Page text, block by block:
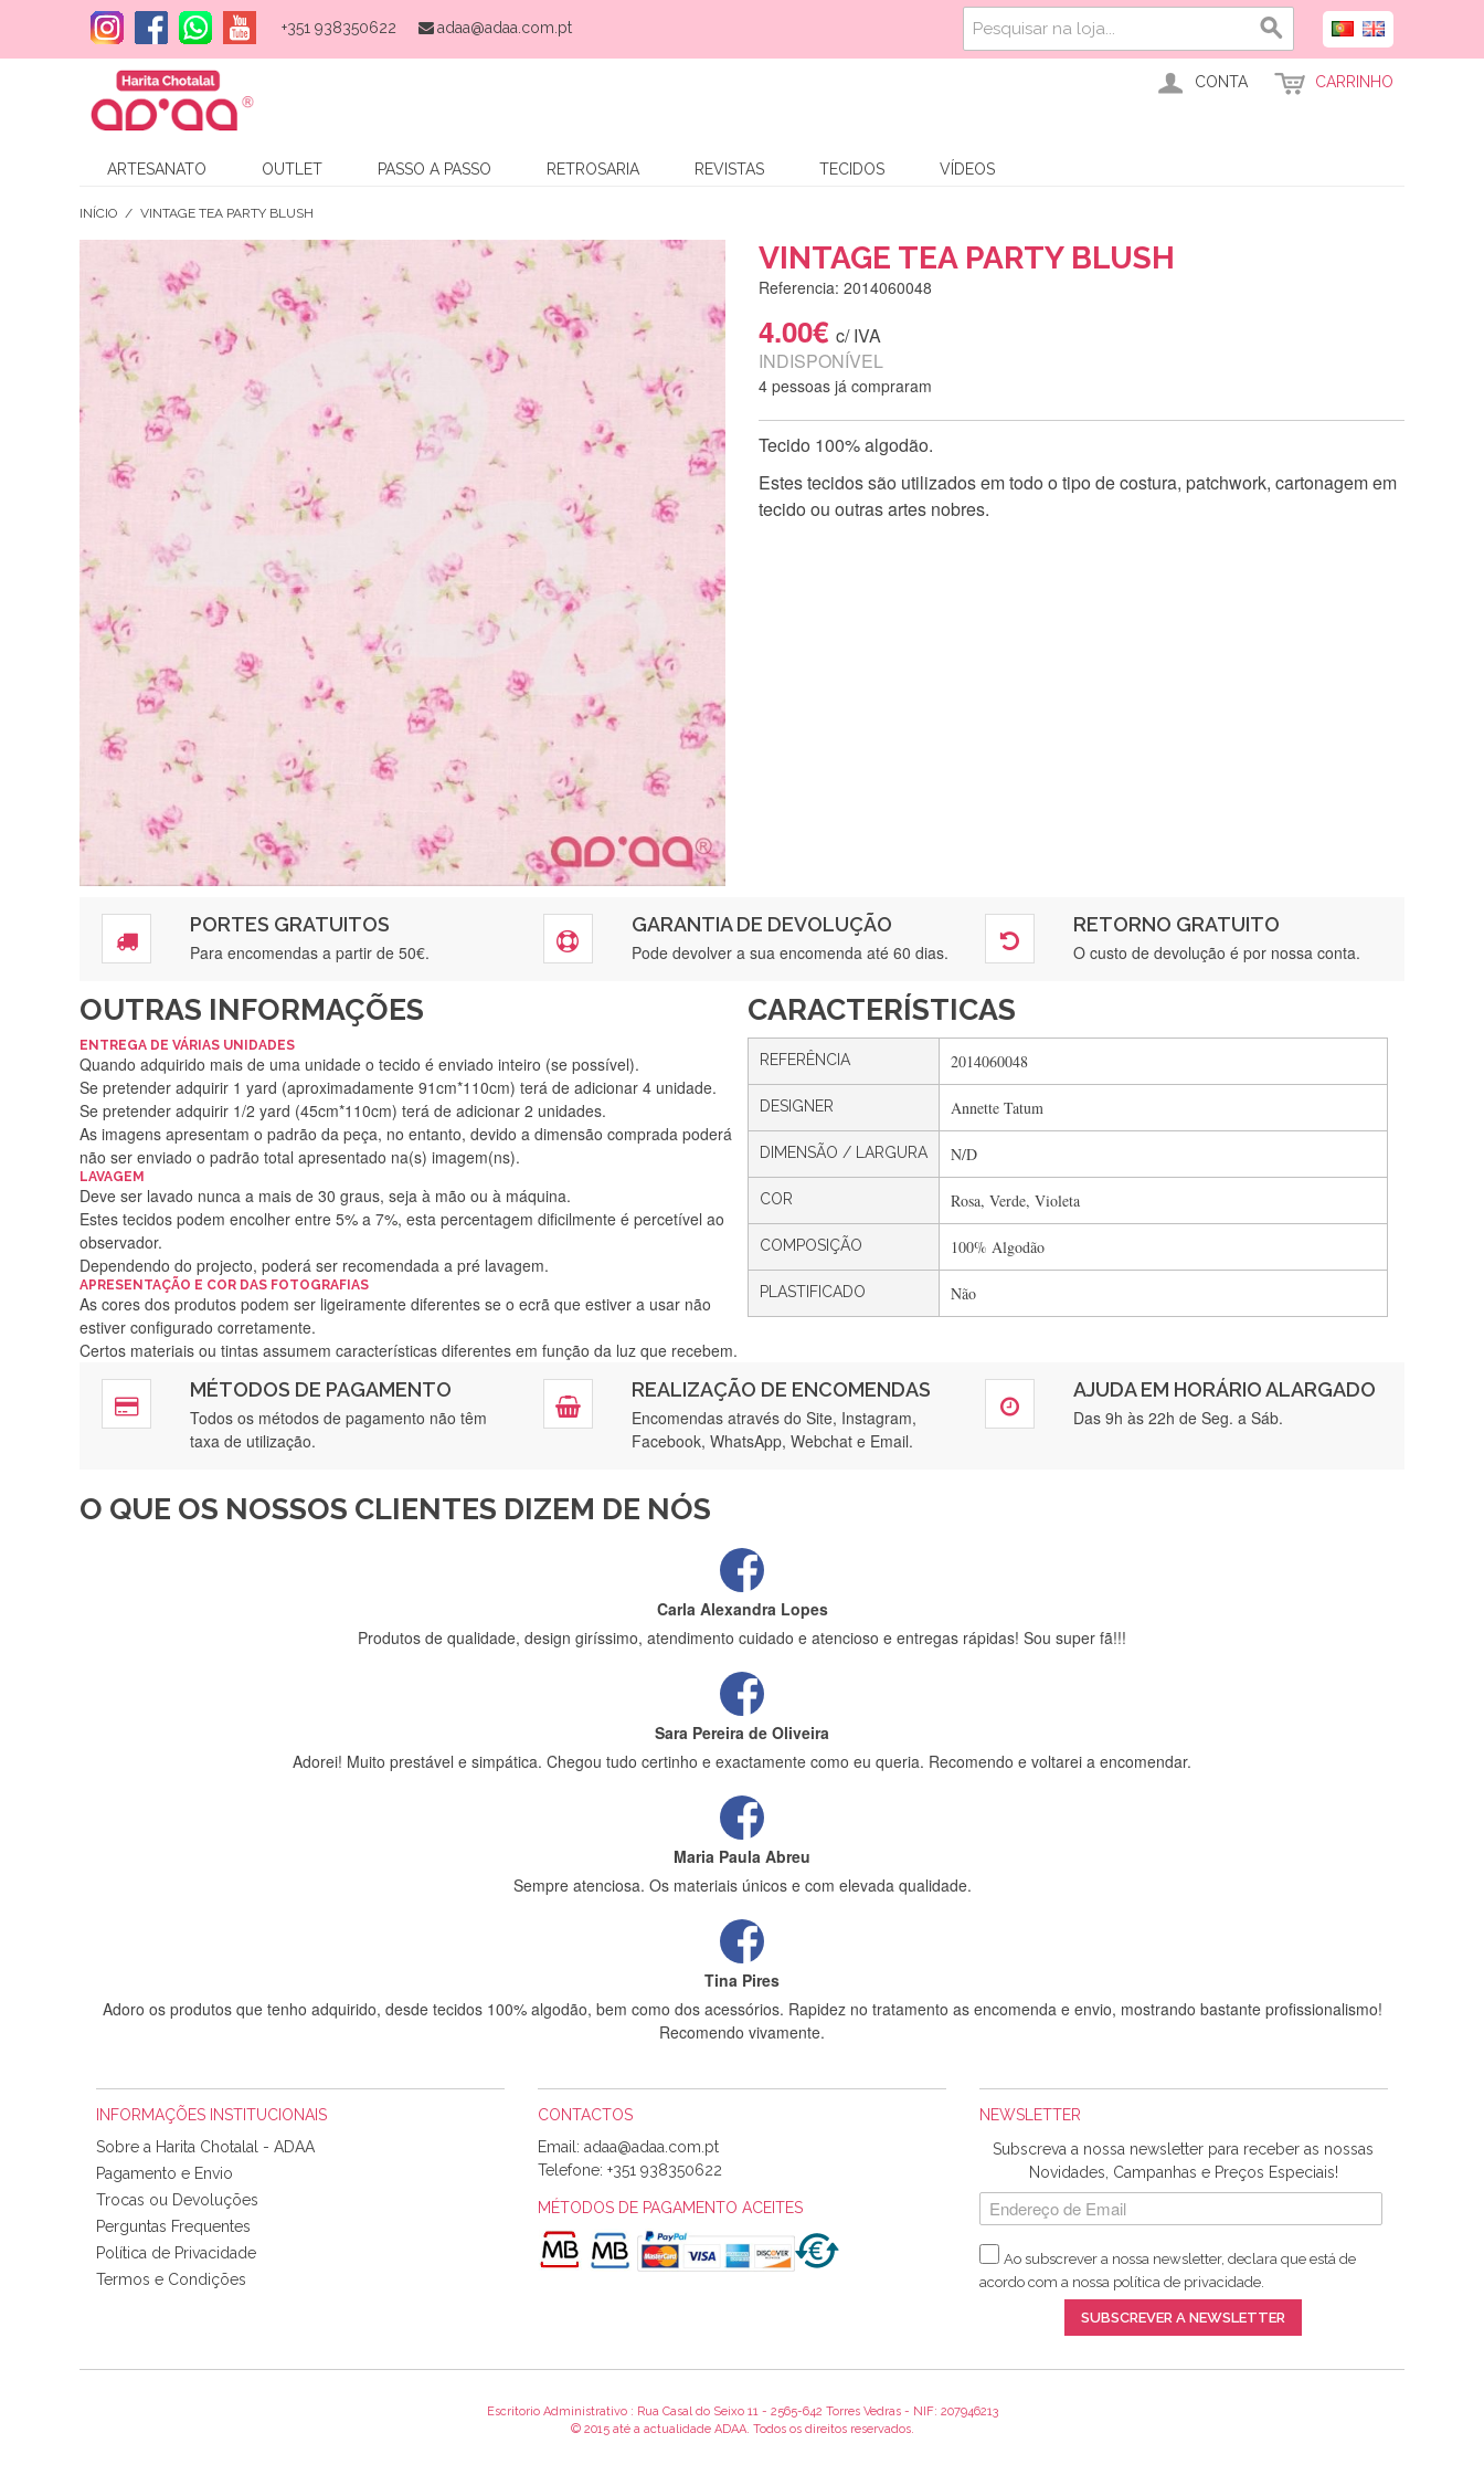
+351 938350622 adaa@adaa.com.pt
CONTA CARRINHO
ARTESANATO OUTLET PASSO A PASSO RETROSARIA REVISTAS TECIDOS VÍDEOS
INÍCIO / VINTAGE TEA PARTY BLUSH
VINTAGE TEA PARTY BLUSH
Referencia: 2014060048
4.00€ c/ IVA
INDISPONÍVEL
4 pessoas já compraram
Tecido 100% algodão.
Estes tecidos são utilizados em todo o tipo de costura, patchwork, cartonagem em
tecido ou outras artes nobres.
PORTES GRATUITOS
Para encomendas a partir de 50€.
GARANTIA DE DEVOLUÇÃO
Pode devolver a sua encomenda até 60 dias.
RETORNO GRATUITO
O custo de devolução é por nossa conta.
OUTRAS INFORMAÇÕES
ENTREGA DE VÁRIAS UNIDADES
Quando adquirido mais de uma unidade o tecido é enviado inteiro (se possível).
Se pretender adquirir 1 yard (aproximadamente 91cm*110cm) terá de adicionar 4 unidade.
Se pretender adquirir 1/2 yard (45cm*110cm) terá de adicionar 2 unidades.
As imagens apresentam o padrão da peça, no entanto, devido a dimensão comprada poderá
não ser enviado o padrão total apresentado na(s) imagem(ns).
LAVAGEM
Deve ser lavado nunca a mais de 30 graus, seja à mão ou à máquina.
Estes tecidos podem encolher entre 5% a 7%, esta percentagem dificilmente é percetível ao
observador.
Dependendo do projecto, poderá ser recomendada a pré lavagem.
APRESENTAÇÃO E COR DAS FOTOGRAFIAS
As cores dos produtos podem ser ligeiramente diferentes se o ecrã que estiver a usar não
estiver configurado corretamente.
Certos materiais ou tintas assumem características diferentes em função da luz que recebem.
CARACTERÍSTICAS
REFERÊNCIA 2014060048
DESIGNER Annette Tatum
DIMENSÃO / LARGURA N/D
COR Rosa, Verde, Violeta
COMPOSIÇÃO 100% Algodão
PLASTIFICADO Não
MÉTODOS DE PAGAMENTO
Todos os métodos de pagamento não têm
taxa de utilização.
REALIZAÇÃO DE ENCOMENDAS
Encomendas através do Site, Instagram,
Facebook, WhatsApp, Webchat e Email.
AJUDA EM HORÁRIO ALARGADO
Das 9h às 22h de Seg. a Sáb.
O QUE OS NOSSOS CLIENTES DIZEM DE NÓS
Silvia Lopes
Encomenda direitinha. Rapidez e segurança. Volto a encomendar.
Silvia André
Gostei ,Serviço bastante rápido. recomendo
Filipa Freire
Rápido, atendimento 5*. Hoje chegará a segunda encomenda feita de muitas certamente❤️
Recebi a minha encomenda, rápida entrega e vinha muito bem protegida para o transporte, muito obrigada , serviço 5 estrelas
Carla Alexandra Lopes
Produtos de qualidade, design giríssimo, atendimento cuidado e atencioso e entregas rápidas! Sou super fã!!!
Sara Pereira de Oliveira
Adorei! Muito prestável e simpática. Chegou tudo certinho e exactamente como eu queria. Recomendo e voltarei a encomendar.
Maria Paula Abreu
Sempre atenciosa. Os materiais únicos e com elevada qualidade.
Tina Pires
Adoro os produtos que tenho adquirido, desde tecidos 100% algodão, bem como dos acessórios. Rapidez no tratamento as encomenda e envio, mostrando bastante profissionalismo!
Recomendo vivamente.
Sílvia Maria Bernardino Mestre
Informo que recebi hoje a encomenda, gostei muito dos tecidos.
Rosa Medeiros
Tudo chegou em condições, pois os produtos vieram muito bem acondicionados. Estou plenamente satisfeita com os produtos adquiridos. Relativamente à bolsa, tem um tecido com um
padrão e cores muito bonitas e a execução está perfeitíssima. Futuramente penso voltar a comprar na vossa loja, têm excelentes artigos a um preço muito justo. A expedição da
Alexandra Morais
INFORMAÇÕES INSTITUCIONAIS
Sobre a Harita Chotalal - ADAA
Pagamento e Envio
Trocas ou Devoluções
Perguntas Frequentes
Política de Privacidade
Termos e Condições
CONTACTOS
Email:
Telefone: +351 938350622
MÉTODOS DE PAGAMENTO ACEITES
NEWSLETTER
Subscreva a nossa newsletter para receber as nossas
Novidades, Campanhas e Preços Especiais!
Ao subscrever a nossa newsletter, declara que está de
acordo com a nossa política de privacidade.
SUBSCREVER A NEWSLETTER
Escritorio Administrativo : Rua Casal do Seixo 11 - 2565-642 Torres Vedras - NIF: 207946213
© 2015 até a actualidade ADAA. Todos os direitos reservados.